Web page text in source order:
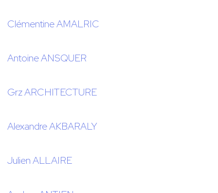
Clémentine AMALRIC
Antoine ANSQUER
Grz ARCHITECTURE
Alexandre AKBARALY
Julien ALLAIRE